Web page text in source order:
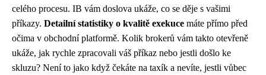
celého procesu. IB vám doslova ukáže, co se děje s vašimi
příkazy. Detailní statistiky o kvalitě exekuce máte přímo před
očima v obchodní platformě. Kolik brokerů vám takto otevřeně
ukáže, jak rychle zpracovali váš příkaz nebo jestli došlo ke
skluzu? Není to jako když čekáte na taxík a nevíte, jestli vůbec